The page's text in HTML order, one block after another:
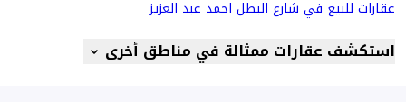
عقارات للبيع في شارع البطل احمد عبد العزيز
استكشف عقارات ممثالة في مناطق أخرى